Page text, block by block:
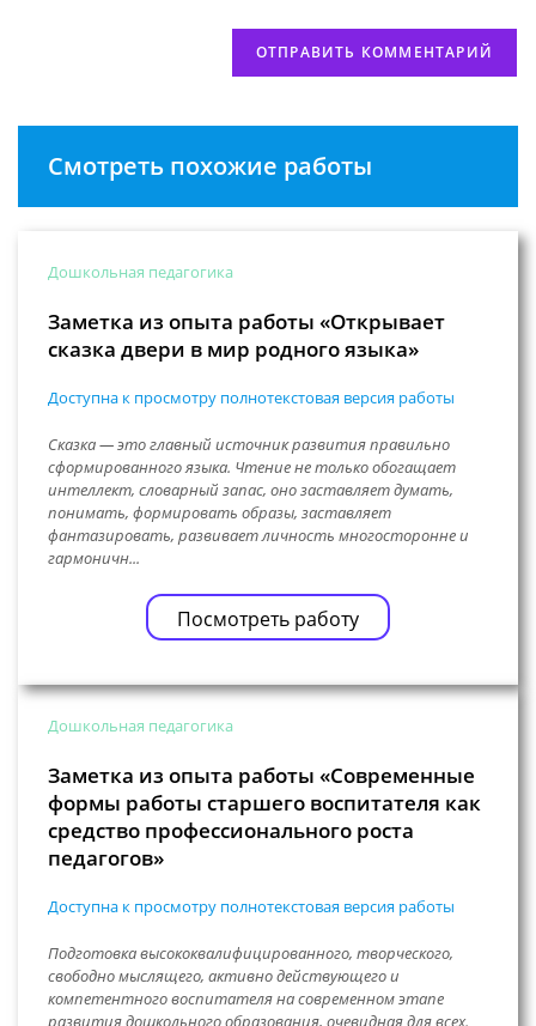
Смотреть похожие работы
Дошкольная педагогика
Заметка из опыта работы «Открывает
сказка двери в мир родного языка»
Доступна к просмотру полнотекстовая версия работы
Сказка — это главный источник развития правильно
сформированного языка. Чтение не только обогащает
интеллект, словарный запас, оно заставляет думать,
понимать, формировать образы, заставляет
фантазировать, развивает личность многосторонне и
гармоничн...
Посмотреть работу
Дошкольная педагогика
Заметка из опыта работы «Современные
формы работы старшего воспитателя как
средство профессионального роста
педагогов»
Доступна к просмотру полнотекстовая версия работы
Подготовка высококвалифицированного, творческого,
свободно мыслящего, активно действующего и
компетентного воспитателя на современном этапе